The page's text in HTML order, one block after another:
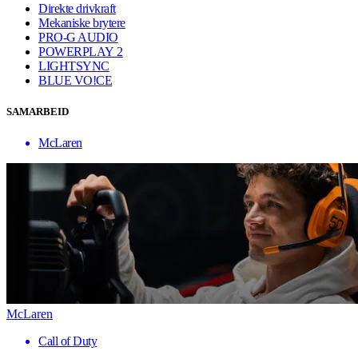
Direkte drivkraft
Mekaniske brytere
PRO-G AUDIO
POWERPLAY 2
LIGHTSYNC
BLUE VO!CE
SAMARBEID
McLaren
McLaren
Call of Duty